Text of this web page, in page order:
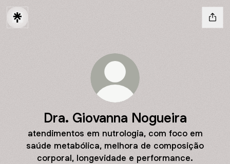
Dra. Giovanna Nogueira
atendimentos em nutrologia, com foco em
saúde metabólica, melhora de composição
corporal, longevidade e performance.